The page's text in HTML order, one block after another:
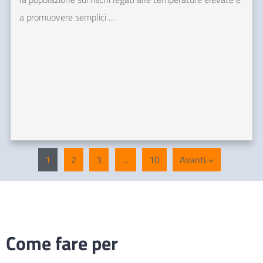
a promuovere semplici …
1 2 3 … 10 Avanti »
Come fare per